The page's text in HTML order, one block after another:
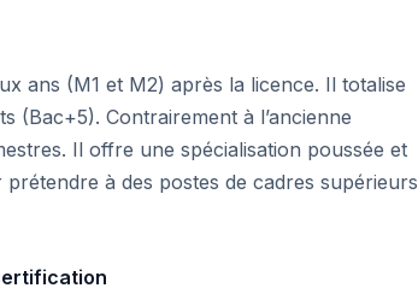
ans (M1 et M2) après la licence. Il totalise
(Bac+5). Contrairement à l’ancienne
Il offre une spécialisation poussée et
à des postes de cadres supérieurs